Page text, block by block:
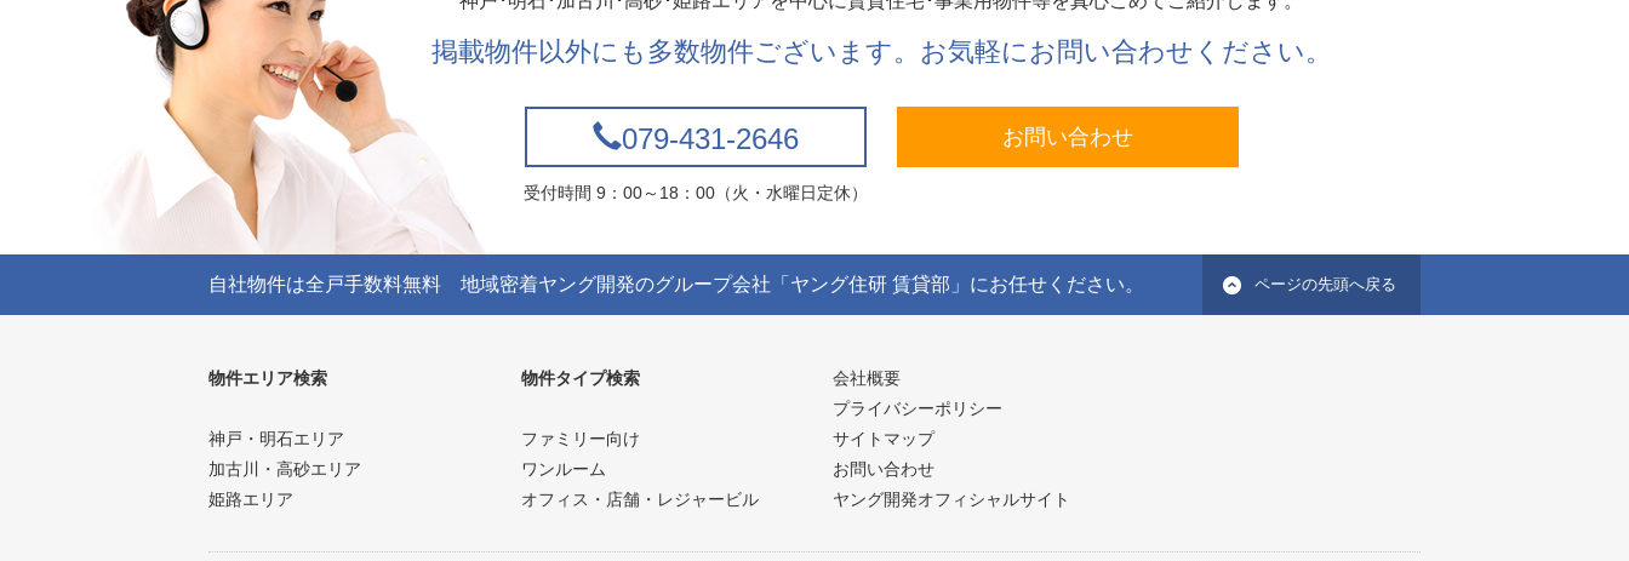
掲載物件以外にも多数物件ございます。お気軽にお問い合わせください。
079-431-2646
受付時間 9：00～18：00（火・水曜日定休）
お問い合わせ
自社物件は全戸手数料無料 地域密着ヤング開発のグループ会社「ヤング住研 賃貸部」にお任せください。 ページの先頭へ戻る
物件エリア検索
神戸・明石エリア
加古川・高砂エリア
姫路エリア
物件タイプ検索
ファミリー向け
ワンルーム
オフィス・店舗・レジャービル
会社概要
プライバシーポリシー
サイトマップ
お問い合わせ
ヤング開発オフィシャルサイト